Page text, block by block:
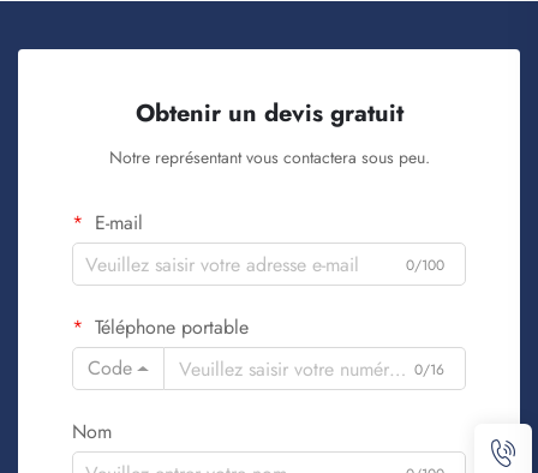
Obtenir un devis gratuit
Notre représentant vous contactera sous peu.
E-mail
0/100
Téléphone portable
Code
0/16
Nom